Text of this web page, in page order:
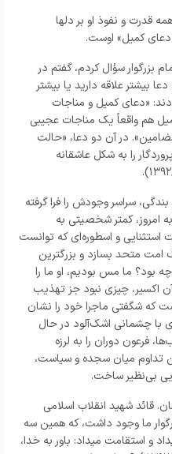
قدرت و نفوذ او بر دلها
«دعای کمیل» اوست.
بزرگوار سؤال کردم، گفتم در
بیشتر علاقه دارید یا بیشتر
«دعای کمیل و مناجات
هم واقعاً یک مناجات عجیبی
در آن دو دعا، «حالت
را به شکل عاشقانه
۲۲).
سراسر وجودش را فرا گرفته
امروز، کمتر شخصیتی به
و اسطوره‌ای که توانست
امت متحد بسازد و بزرگترین
چه بود؟ ما مس بودیم، او ما را
آن اکسیر، چیزی نبود جز تهذیب
که شگفتی ماجرا خود را نشان
با چشمانی اشک‌آلود در حال
فرعون دوران را به لرزه
تداوم میان سجده و سیاست،
بی‌نظیر ساخت.
قائد شهید انقلاب اسلامی
ما وجود داشت، که همین سه
و استقامت میداد: باور به خدا،